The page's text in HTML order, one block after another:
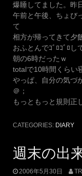
爆睡してました。昨
午前と午後、ちょび
て
相方が帰ってきて夕
おふとんでｺﾞﾛｺﾞﾛし
朝の6時だったｗ
totalで10時間くらい
やっぱ、自分の気づ
＠；
もっともっと規則正
CATEGORIES: DIARY
週末の出
2006年5月30日